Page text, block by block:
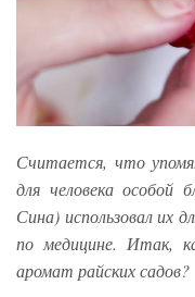
Считается, что
для человека особой
Сина) использовал их
по медицине. Итак,
аромат райских садов?